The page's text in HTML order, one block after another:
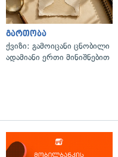
გართობა
ქვიზი: გამოიცანი ცნობილი
ადამიანი ერთი მინიშნებით